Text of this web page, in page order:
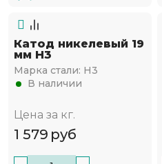
Катод никелевый 19
мм Н3
Марка стали: Н3
В наличии
Цена за кг.
1 579 руб